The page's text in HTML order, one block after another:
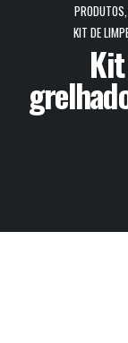
PRODUTOS,
KIT DE